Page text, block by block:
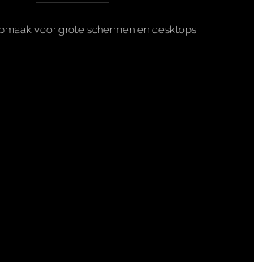
voor grote schermen en desktops